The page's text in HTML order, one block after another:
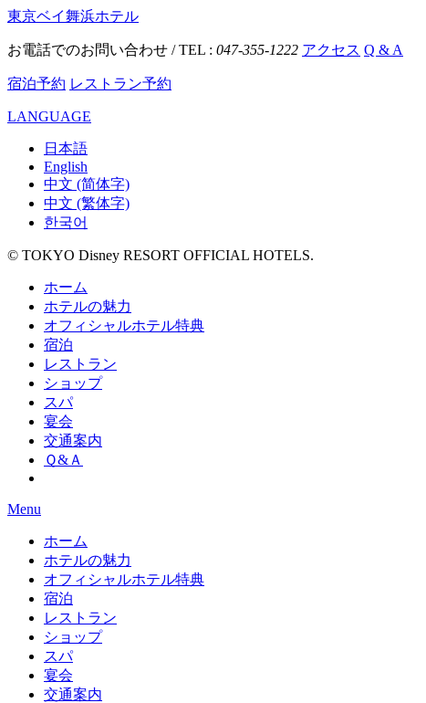
東京ベイ舞浜ホテル
お電話でのお問い合わせ / TEL : 047-355-1222 アクセス Q & A
宿泊予約 レストラン予約
LANGUAGE
日本語
English
中文 (简体字)
中文 (繁体字)
한국어
© TOKYO Disney RESORT OFFICIAL HOTELS.
ホーム
ホテルの魅力
オフィシャルホテル特典
宿泊
レストラン
ショップ
スパ
宴会
交通案内
Ｑ&Ａ
Menu
ホーム
ホテルの魅力
オフィシャルホテル特典
宿泊
レストラン
ショップ
スパ
宴会
交通案内